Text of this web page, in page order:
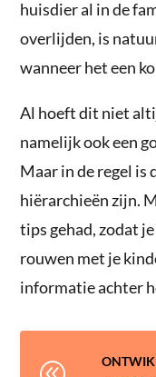
huisdier al in de
overlijden, is
wanneer het een
Al hoeft dit niet
namelijk ook een
Maar in de regel is
hiërarchieën zijn.
tips gehad, zodat
rouwen met je
informatie achter